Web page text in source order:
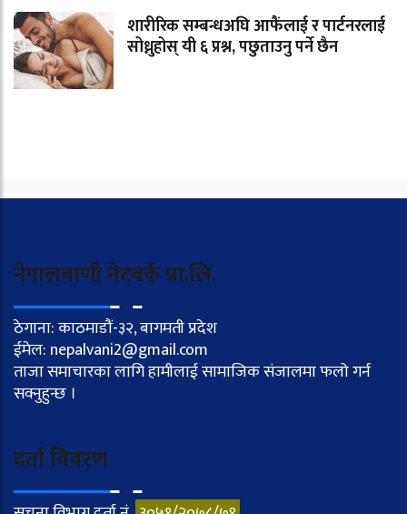
शारीरिक सम्बन्धअघि आफैंलाई र पार्टनरलाई
सोध्नुहोस् यी ६ प्रश्न, पछुताउनु पर्ने छैन
नेपालवाणी नेटवर्क प्रा.लि.
ठेगाना: काठमाडौं-३२, बागमती प्रदेश
ईमेल: nepalvani2@gmail.com
ताजा समाचारका लागि हामीलाई सामाजिक संजालमा फलो गर्न
सक्नुहुन्छ ।
दर्ता विवरण